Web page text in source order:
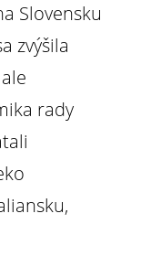
Slovensku
zvýšila
rady